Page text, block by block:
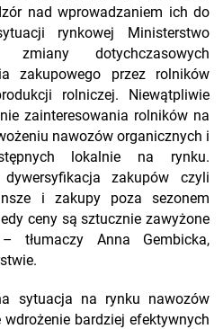
nad wprowadzaniem ich do
rynkowej Ministerstwo
zmiany dotychczasowych
zakupowego przez rolników
rolniczej. Niewątpliwie
zainteresowania rolników na
nawozów organicznych i
lokalnie na rynku.
zakupów czyli
i zakupy poza sezonem
ceny są sztucznie zawyżone
tłumaczy Anna Gembicka,
sytuacja na rynku nawozów
bardziej efektywnych